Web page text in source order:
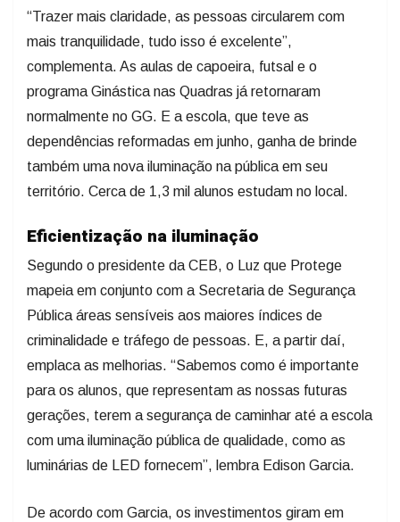
“Trazer mais claridade, as pessoas circularem com
mais tranquilidade, tudo isso é excelente”,
complementa. As aulas de capoeira, futsal e o
programa Ginástica nas Quadras já retornaram
normalmente no GG. E a escola, que teve as
dependências reformadas em junho, ganha de brinde
também uma nova iluminação na pública em seu
território. Cerca de 1,3 mil alunos estudam no local.
Eficientização na iluminação
Segundo o presidente da CEB, o Luz que Protege
mapeia em conjunto com a Secretaria de Segurança
Pública áreas sensíveis aos maiores índices de
criminalidade e tráfego de pessoas. E, a partir daí,
emplaca as melhorias. “Sabemos como é importante
para os alunos, que representam as nossas futuras
gerações, terem a segurança de caminhar até a escola
com uma iluminação pública de qualidade, como as
luminárias de LED fornecem”, lembra Edison Garcia.
De acordo com Garcia, os investimentos giram em